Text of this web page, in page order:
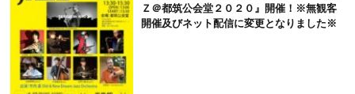
Ｚ＠都筑公会堂２０２０』開催！※無観客
開催及びネット配信に変更となりました※